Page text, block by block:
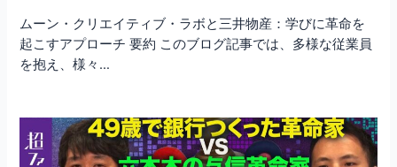
ムーン・クリエイティブ・ラボと三井物産：学びに革命を
起こすアプローチ 要約 このブログ記事では、多様な従業員
を抱え、様々…